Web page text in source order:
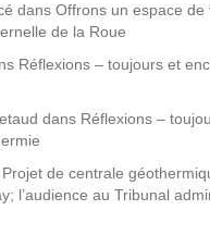
dans Offrons un espace
de la Roue
Réflexions – toujours et
dans Réflexions –
Projet de centrale
l’audience au Tribunal